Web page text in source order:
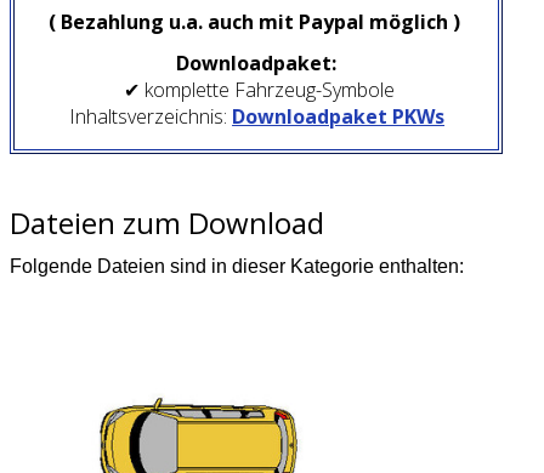
( Bezahlung u.a. auch mit Paypal möglich )
Downloadpaket:
✔ komplette Fahrzeug-Symbole
Inhaltsverzeichnis: Downloadpaket PKWs
Dateien zum Download
Folgende Dateien sind in dieser Kategorie enthalten: